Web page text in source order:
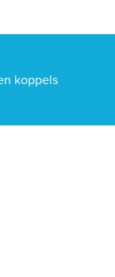
koppels